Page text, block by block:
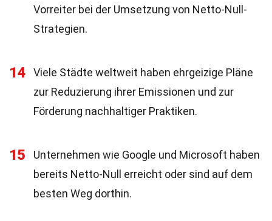
Vorreiter bei der Umsetzung von Netto-Null-
Strategien.
14
Viele Städte weltweit haben ehrgeizige Pläne
zur Reduzierung ihrer Emissionen und zur
Förderung nachhaltiger Praktiken.
15
Unternehmen wie Google und Microsoft haben
bereits Netto-Null erreicht oder sind auf dem
besten Weg dorthin.